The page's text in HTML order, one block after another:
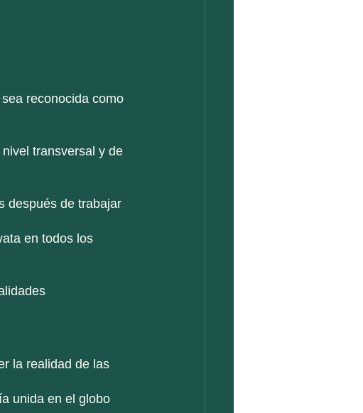
reconocida como
transversal y de
después de trabajar
en todos los
la realidad de las
unida en el globo